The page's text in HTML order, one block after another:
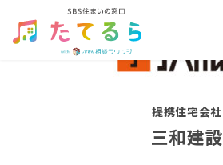
たてるらとは
提携住宅会社
提携住宅会社
三和建設